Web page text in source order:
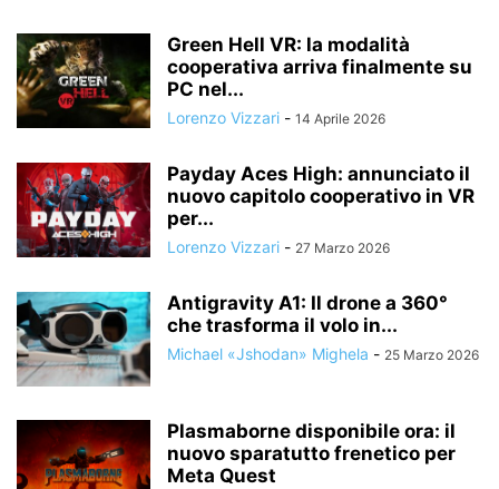
Green Hell VR: la modalità
cooperativa arriva finalmente su
PC nel...
Lorenzo Vizzari - 14 Aprile 2026
Payday Aces High: annunciato il
nuovo capitolo cooperativo in VR
per...
Lorenzo Vizzari - 27 Marzo 2026
Antigravity A1: Il drone a 360°
che trasforma il volo in...
Michael «Jshodan» Mighela - 25 Marzo 2026
Plasmaborne disponibile ora: il
nuovo sparatutto frenetico per
Meta Quest